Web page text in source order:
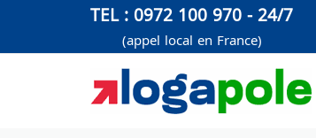
contenu
TEL : 0972 100 970 - 24/7
(appel local en France)